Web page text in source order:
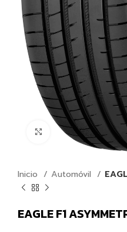
Click para
Inicio Automóvil
EAGLE F1